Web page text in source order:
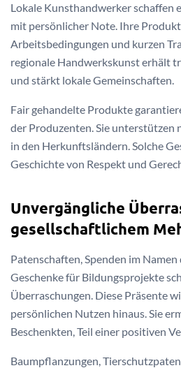
Lokale Kunsthandwerker schaffen
mit persönlicher Note. Ihre
Arbeitsbedingungen und kurzen
regionale Handwerkskunst erhält
und stärkt lokale Gemeinschaften.
Fair gehandelte Produkte
der Produzenten. Sie unterstützen
in den Herkunftsländern. Solche
Geschichte von Respekt und
Unvergängliche
gesellschaftlichem
Patenschaften, Spenden im
Geschenke für Bildungsprojekte
Überraschungen. Diese Präsente
persönlichen Nutzen hinaus. Sie
Beschenkten, Teil einer positiven
Baumpflanzungen,